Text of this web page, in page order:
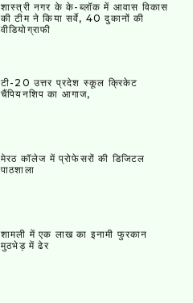
शास्त्री नगर के के-ब्लॉक में आवास विकास
की टीम ने किया सर्वे, 40 दुकानों की
वीडियोग्राफी
टी-20 उत्तर प्रदेश स्कूल क्रिकेट
चैंपियनशिप का आगाज,
मेरठ कॉलेज में प्रोफेसरों की डिजिटल
पाठशाला
शामली में एक लाख का इनामी फुरकान
मुठभेड़ में ढेर